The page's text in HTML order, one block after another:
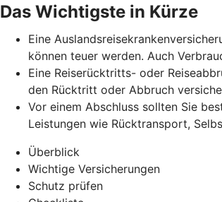
Das Wichtigste in Kürze
Eine
können teuer werden. Auch
Eine Reiserücktritts- oder
den Rücktritt oder Abbruch
Vor einem Abschluss sollten Sie
Leistungen wie Rücktransport,
Überblick
Wichtige Versicherungen
Schutz prüfen